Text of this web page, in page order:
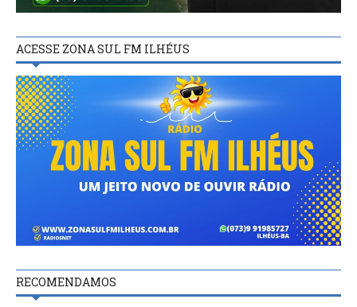
ACESSE ZONA SUL FM ILHÉUS
RECOMENDAMOS